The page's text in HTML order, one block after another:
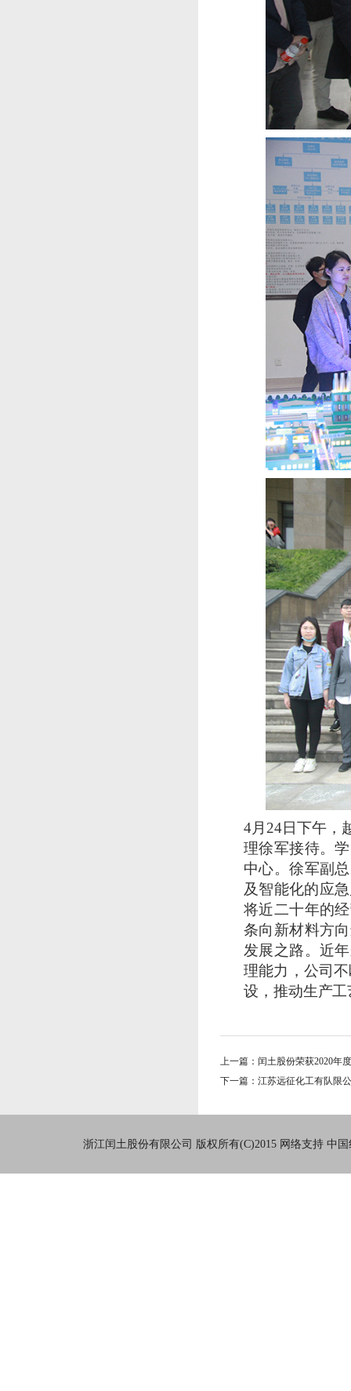
4月24日下午，
理徐军接待。
中心。徐军副
及智能化的应
将近二十年的
条向新材料方
发展之路。近
理能力，公司
设，推动生产
上一篇：闰土股份荣获2020年
下一篇：江苏远征化工有队限
浙江闰土股份有限公司 版权所有(C)2015 网络支持 中